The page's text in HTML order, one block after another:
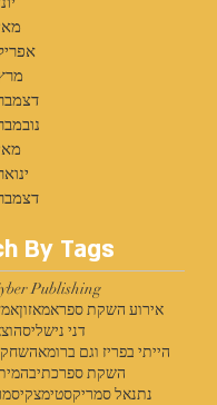
מאי
אפריל
מרץ
דצמבר
נובמבר
מאי
ינואר
דצמבר
By Tags
Publishing
אירוע השקת ספראמאזון
דני נישליס
הייתי בפריז וגם ברומא
השקת ספרכתיבה
נתנאל סמריקסטימצקי